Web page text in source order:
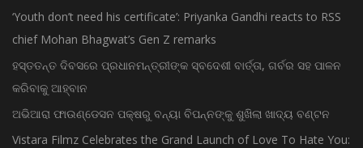
‘Youth don’t need his certificate’: Priyanka Gandhi reacts to RSS
chief Mohan Bhagwat’s Gen Z remarks
ହସ୍ତତନ୍ତ ଦିବସରେ ପ୍ରଧାନମନ୍ତ୍ରୀଙ୍କ ସ୍ବଦେଶୀ ବାର୍ତ୍ତା, ଗର୍ବର ସହ ପାଳନ
କରିବାକୁ ଆହ୍ବାନ
ଅଭିଆରା ଫାଉଣ୍ଡେସନ ପକ୍ଷରୁ ବନ୍ୟା ବିପନ୍ନଙ୍କୁ ଶୁଖିଲା ଖାଦ୍ୟ ବଣ୍ଟନ
Vistara Filmz Celebrates the Grand Launch of Love To Hate You: